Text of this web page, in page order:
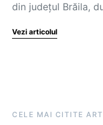
din județul Brăila,
Vezi articolul
CELE MAI CITITE